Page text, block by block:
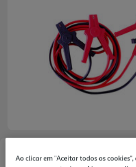
Faça a sua avaliação
Ao clicar em "Aceitar todos os